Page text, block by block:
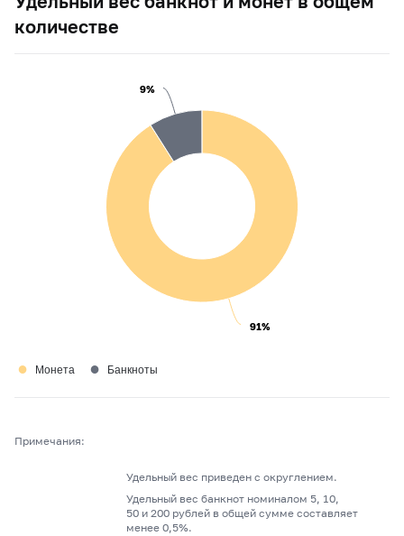
количестве
91%
91%
9%
9%
● Монета ● Банкноты
Примечания:
Удельный вес приведен с округлением.
Удельный вес банкнот номиналом 5, 10,
50 и 200 рублей в общей сумме составляет
менее 0,5%.